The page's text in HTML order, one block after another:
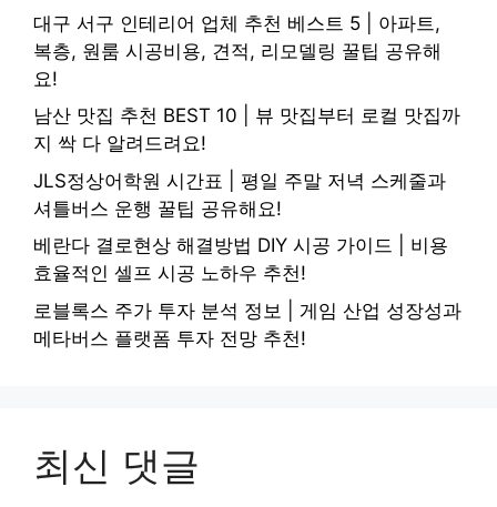
대구 서구 인테리어 업체 추천 베스트 5 | 아파트,
복층, 원룸 시공비용, 견적, 리모델링 꿀팁 공유해
요!
남산 맛집 추천 BEST 10 | 뷰 맛집부터 로컬 맛집까
지 싹 다 알려드려요!
JLS정상어학원 시간표 | 평일 주말 저녁 스케줄과
셔틀버스 운행 꿀팁 공유해요!
베란다 결로현상 해결방법 DIY 시공 가이드 | 비용
효율적인 셀프 시공 노하우 추천!
로블록스 주가 투자 분석 정보 | 게임 산업 성장성과
메타버스 플랫폼 투자 전망 추천!
최신 댓글